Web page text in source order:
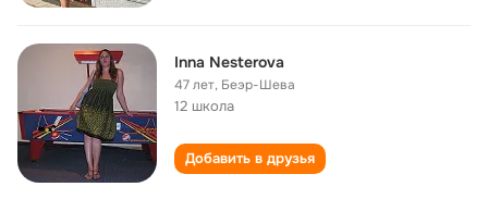
Inna Nesterova
47 лет, Беэр-Шева
12 школа
Добавить в друзья